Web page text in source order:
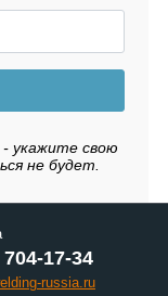
- укажите свою
не будет.
704-17-34
russia.ru